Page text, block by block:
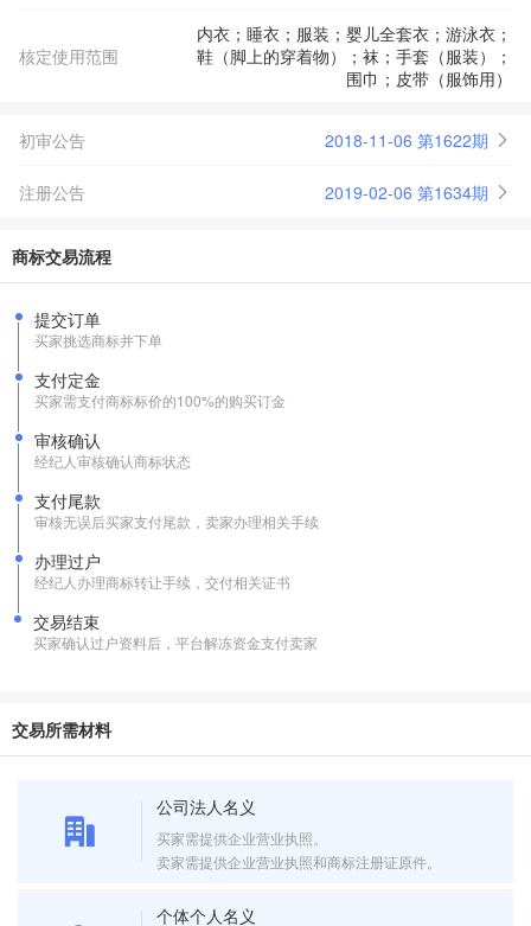
核定使用范围
内衣；睡衣；服装；婴儿全套衣；游泳衣；
鞋（脚上的穿着物）；袜；手套（服装）；
围巾；皮带（服饰用）
初审公告 2018-11-06 第1622期
注册公告 2019-02-06 第1634期
商标交易流程
提交订单
买家挑选商标并下单
支付定金
买家需支付商标标价的100%的购买订金
审核确认
经纪人审核确认商标状态
支付尾款
审核无误后买家支付尾款，卖家办理相关手续
办理过户
经纪人办理商标转让手续，交付相关证书
交易结束
买家确认过户资料后，平台解冻资金支付卖家
交易所需材料
公司法人名义
买家需提供企业营业执照。
卖家需提供企业营业执照和商标注册证原件。
个体个人名义